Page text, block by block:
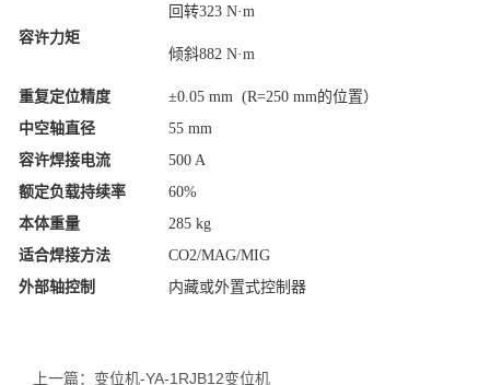
容许力矩
回转323 N·m
倾斜882 N·m
重复定位精度
±0.05 mm (R=250 mm的位置）
中空轴直径
55 mm
容许焊接电流
500 A
额定负载持续率
60%
本体重量
285 kg
适合焊接方法
CO2/MAG/MIG
外部轴控制
内藏或外置式控制器
上一篇：变位机-YA-1RJB12变位机